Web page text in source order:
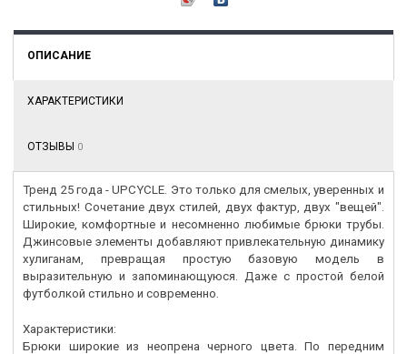
ОПИСАНИЕ
ХАРАКТЕРИСТИКИ
ОТЗЫВЫ 0
Тренд 25 года - UPCYCLE. Это только для смелых, уверенных и
стильных! Сочетание двух стилей, двух фактур, двух "вещей".
Широкие, комфортные и несомненно любимые брюки трубы.
Джинсовые элементы добавляют привлекательную динамику
хулиганам, превращая простую базовую модель в
выразительную и запоминающуюся. Даже с простой белой
футболкой стильно и современно.
Характеристики:
Брюки широкие из неопрена черного цвета. По передним